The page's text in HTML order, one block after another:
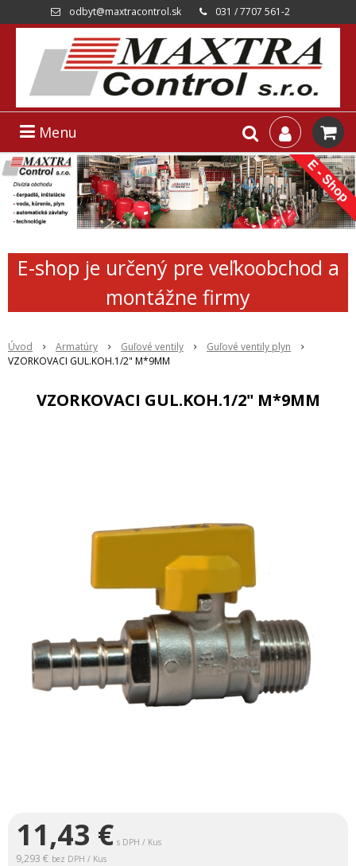
odbyt@maxtracontrol.sk 031 / 7707 561-2
Menu
E-shop je určený pre veľkoobchod a
montážne firmy
Úvod Armatúry Guľové ventily
Guľové ventily plyn
VZORKOVACI GUL.KOH.1/2" M*9MM
VZORKOVACI GUL.KOH.1/2" M*9MM
11,43 € s DPH / Kus
9,293 € bez DPH / Kus